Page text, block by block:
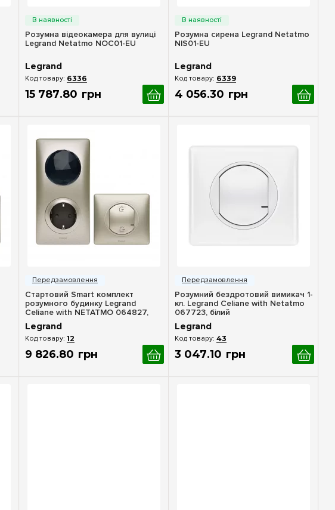
Розумна відеокамера для вулиці
Legrand Netatmo NOC01-EU
Legrand
6336
15 787.80 грн
Розумна сирена Legrand Netatmo
NIS01-EU
Legrand
6339
4 056.30 грн
Стартовий Smart комплект
розумного будинку Legrand
Celiane with NETATMO 064827,
титан
Legrand
12
9 826.80 грн
Розумний бездротовий вимикач 1-
кл. Legrand Celiane with Netatmo
067723, білий
Legrand
43
3 047.10 грн